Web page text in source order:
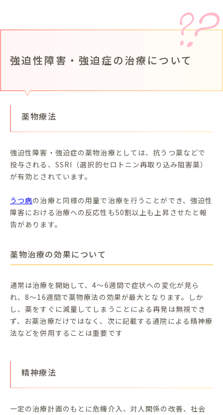
強迫性障害・強迫症の治療について
薬物療法
強迫性障害・強迫症の薬物治療としては、抗うつ薬などで
投与される、SSRI（選択的セロトニン再取り込み阻害薬）
が有効とされています。
うつ病の治療と同様の用量で治療を行うことができ、強迫性
障害における治療への反応性も50割以上も上昇させたと報
告があります。
薬物治療の効果について
通常は治療を開始して、4～6週間で症状への変化が見ら
れ、8～16週間で薬物療法の効果が最大となります。しか
し、薬をすぐに減量してしまうことによる再発は無視でき
ず、お薬治療だけではなく、次に記載する通院による精神療
法などを併用することは重要です
精神療法
一定の治療計画のもとに危機介入、対人関係の改善、社会